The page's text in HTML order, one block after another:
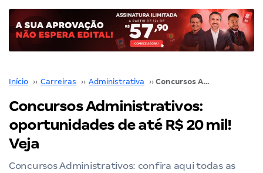
Início ›› Carreiras ›› Administrativa ›› Concursos Administrativos: oportunidades de até R$ 20 mil! Veja
Concursos Administrativos:
oportunidades de até R$ 20 mil!
Veja
Concursos Administrativos: confira aqui todas as